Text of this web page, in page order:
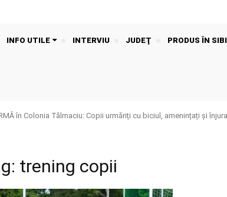
INFO UTILE INTERVIU JUDEŢ PRODUS ÎN
în Colonia Tălmaciu: Copii urmăriți cu biciul, amenințați și
trening copii